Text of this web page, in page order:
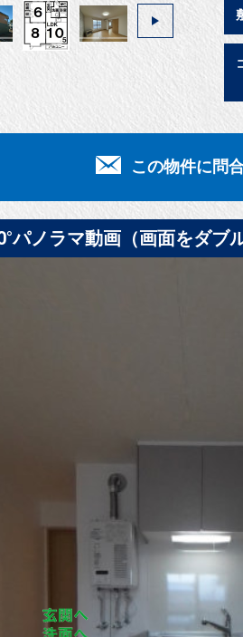
この物件に問
パノラマ動画（画面をダブ